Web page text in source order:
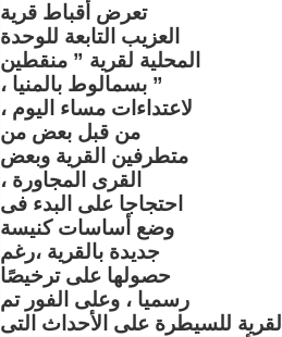
تعرض أقباط قرية
العزيب التابعة للوحدة
المحلية لقرية ” منقطين
” بسمالوط بالمنيا ،
لاعتداءات مساء اليوم ،
من قبل بعض من
متطرفين القرية وبعض
القرى المجاورة ،
احتجاجا على البدء فى
وضع أساسات كنيسة
جديدة بالقرية ،رغم
حصولها على ترخيصًا
رسميا ، وعلى الفور تم
للسيطرة على الأحداث التى